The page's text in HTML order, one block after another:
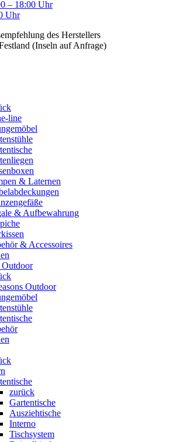
– 18:00 Uhr
Uhr
des Herstellers
(Inseln auf Anfrage)
line
& Laternen
& Aufbewahrung
& Accessoires
Outdoor
Outdoor
zurück
Gartentische
Ausziehtische
Interno
Tischsystem